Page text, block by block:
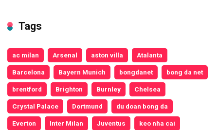
Tags
ac milan Arsenal aston villa Atalanta
Barcelona Bayern Munich bongdanet bong da net
brentford Brighton Burnley Chelsea
Crystal Palace Dortmund du doan bong da
Everton Inter Milan Juventus keo nha cai